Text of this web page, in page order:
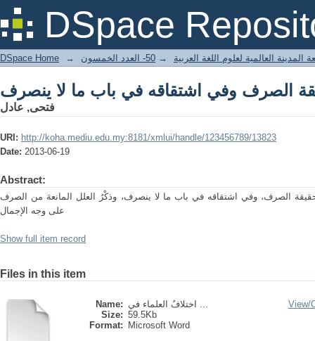
DSpace
الصرف وفي اشتقاقه في باب ما لا ينصرف
DSpace Home → المدينة العالمية لعلوم اللغة العربية → 50- العدد الخمسون
الصرف وفي اشتقاقه في باب ما لا ينصرف
فتحى, عادل
URI: http://koha.mediu.edu.my:8181/xmlui/handle/123456789/13823
Date: 2013-06-19
Abstract:
الصرف، وفي اشتقاقه في باب ما لا ينصرف، وذكْرُ العلل المانعة من الصرف
على وجه الإجمال
Show full item record
Files in this item
Name:
اختلافُ العلماء في ...
Size: 59.5Kb
Format:
Microsoft Word
View/